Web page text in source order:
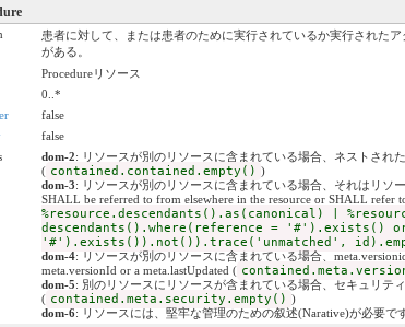
患者に対して、または患者のために実行されているか実行された
がある。
Procedureリソース
0..*
false
false
dom-2: リソースが別のリソースに含まれている場合、ネストされ
( contained.contained.empty() )
dom-3: リソースが別のリソースに含まれている場合、それはリソ
SHALL be referred to from elsewhere in the resource or SHALL refer
%resource.descendants().as(canonical) |
descendants().where(reference = '#').exists()
'#').exists()).not()).trace('unmatched',
dom-4: リソースが別のリソースに含まれている場合、
meta.versionId or a meta.lastUpdated (
dom-5: 別のリソースにリソースが含まれている場合、セキュリテ
( contained.meta.security.empty() )
dom-6: リソースには、堅牢な管理のための叙述(Narative)が必要で